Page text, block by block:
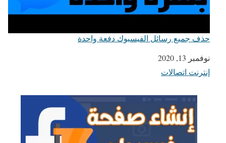
حذف جميع رسائل الفيسبوك دفعة واحدة
التاريخ
نوفمبر 13, 2020
في ما يتعلق بما يأتي
إنترنت اتصالات